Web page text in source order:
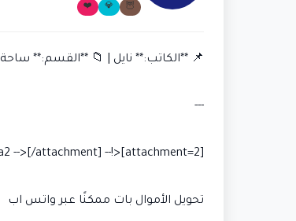
🦉
💎
❤️
📌 **الكاتب:** نايل | 📁 **القسم:** ساحة التكنلوجيا |
---
[attachment=2]<!-- ia2 -->images (1).jpg<!-- ia2 -->[/attachment]
تحويل الأموال بات ممكنًا عبر واتس اب